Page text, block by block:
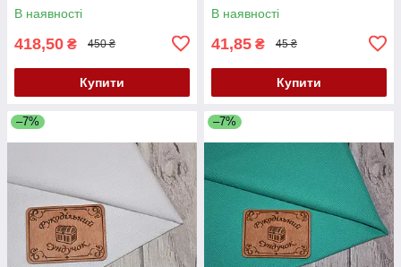
В наявності
418,50 ₴ 450 ₴
Купити
В наявності
41,85 ₴ 45 ₴
Купити
–7% –7%